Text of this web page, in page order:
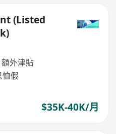
(Listed
外津貼
恤假
$35K-40K/月